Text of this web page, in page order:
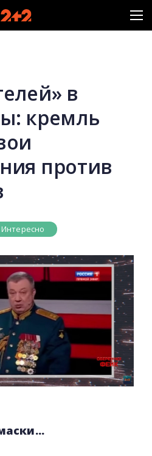
в
кремль
против
Интересно